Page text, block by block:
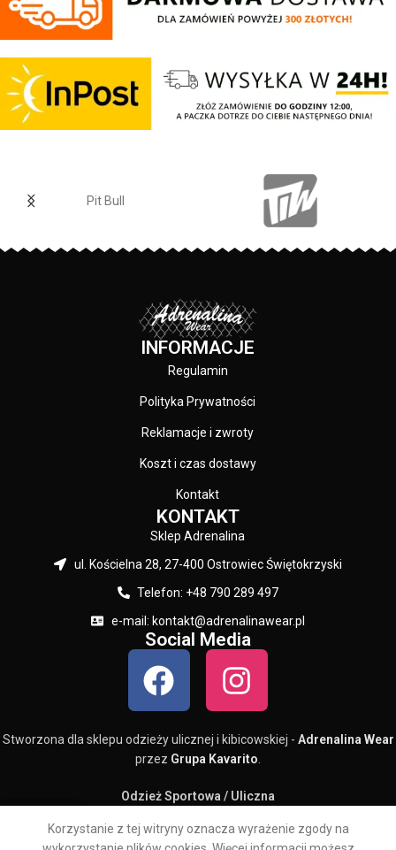
szczotkowana i przyjemna w
dotyku - mocne żebrowane
pomocą szerokiego sznurka z
metalowym wykończeniem -
ściągacze rękawów posiadają
naszywka z logo marki - duża
przednia kieszeń typu kangurka -
wysokiej jakości nieścieralne
Pit Bull
INFORMACJE
Regulamin
Polityka Prywatności
Reklamacje i zwroty
Koszt i czas dostawy
Kontakt
KONTAKT
Sklep Adrenalina
ul. Kościelna 28, 27-400 Ostrowiec Świętokrzyski
Telefon: +48 790 289 497
e-mail: kontakt@adrenalinawear.pl
Social Media
Stworzona dla sklepu odzieży ulicznej i kibicowskiej - Adrenalina Wear
przez Grupa Kavarito.
Odzież Sportowa / Uliczna
Korzystanie z tej witryny oznacza wyrażenie zgody na
Lista Życzeń
Koszyk
Moje konto